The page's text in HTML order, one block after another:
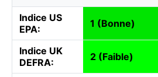
Indice US
EPA:
1 (Bonne)
Indice UK
DEFRA:
2 (Faible)